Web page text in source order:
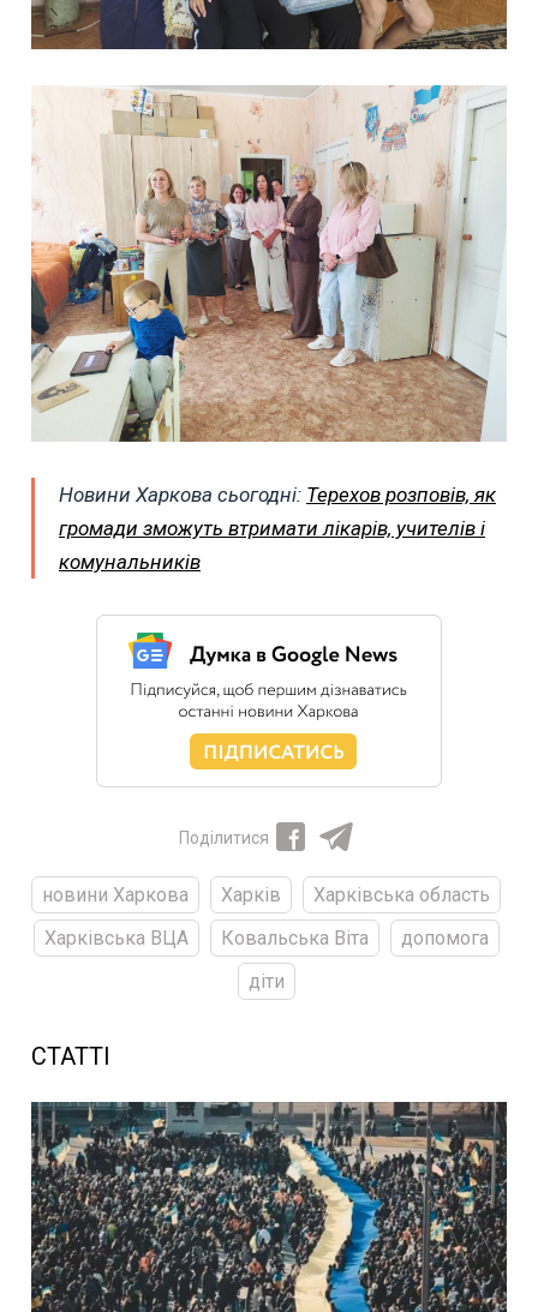
Новини Харкова сьогодні: Терехов розповів, як
громади зможуть втримати лікарів, учителів і
комунальників
Поділитися
новини Харкова Харків
Харківська область
Харківська ВЦА
Ковальська Віта
допомога
діти
СТАТТІ